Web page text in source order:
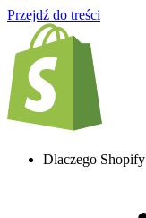
Przejdź do treści
Dlaczego Shopify